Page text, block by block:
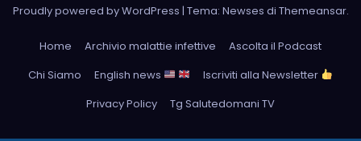
Proudly powered by WordPress | Tema: Newses di Themeansar.
Home Archivio malattie infettive
Ascolta il Podcast
Chi Siamo
English news
Iscriviti alla Newsletter
Privacy Policy
Tg Salutedomani TV